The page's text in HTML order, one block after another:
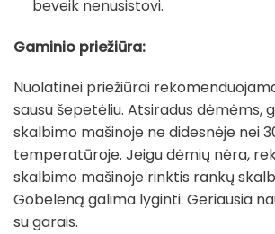
beveik nenusistovi.
Gaminio priežiūra:
Nuolatinei priežiūrai
sausu šepetėliu. Atsiradus dėmėms,
skalbimo mašinoje ne didesnėje nei
temperatūroje. Jeigu dėmių nėra,
skalbimo mašinoje rinktis rankų
Gobeleną galima lyginti. Geriausia
su garais.